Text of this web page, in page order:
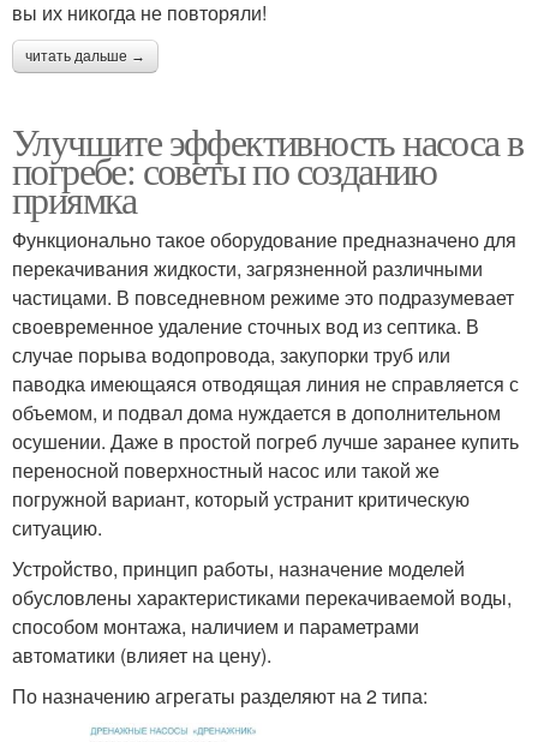
вы их никогда не повторяли!
читать дальше →
Улучшите эффективность насоса в
погребе: советы по созданию
приямка
Функционально такое оборудование предназначено для
перекачивания жидкости, загрязненной различными
частицами. В повседневном режиме это подразумевает
своевременное удаление сточных вод из септика. В
случае порыва водопровода, закупорки труб или
паводка имеющаяся отводящая линия не справляется с
объемом, и подвал дома нуждается в дополнительном
осушении. Даже в простой погреб лучше заранее купить
переносной поверхностный насос или такой же
погружной вариант, который устранит критическую
ситуацию.
Устройство, принцип работы, назначение моделей
обусловлены характеристиками перекачиваемой воды,
способом монтажа, наличием и параметрами
автоматики (влияет на цену).
По назначению агрегаты разделяют на 2 типа: